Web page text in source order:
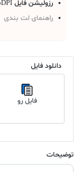
رزولیشن فایل 300DPI باشد.
راهنمای لت بندی
دانلود فایل
فایل رو
توضیحات